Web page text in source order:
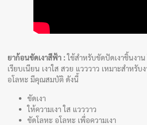
ยาก้อนขัดเงาสีฟ้า :ใช้สำหรับขัดปัดเงาชิ้นงา
เรียบเนียน เงาใส สวย แวววาว เหมาะสำหรับ
อโลหะ มีคุณสมบัติ ดังนี้
ขัดเงา
ให้ความเงา ใส แวววาว
ขัดโลหะ อโลหะ เพื่อความเงา